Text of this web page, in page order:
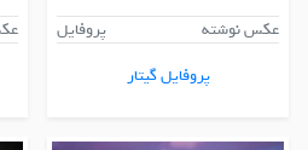
عکس نوشته
پروفایل
پروفایل گیتار